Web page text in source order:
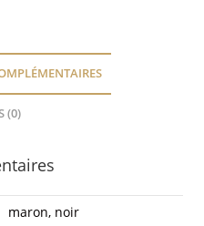
(0)
maron, noir